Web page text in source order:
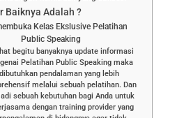
Baiknya Adalah ?
Kelas Ekslusive Pelatihan
Public Speaking
begitu banyaknya update informasi
Pelatihan Public Speaking maka
dibutuhkan pendalaman yang lebih
melalui sebuah pelatihan. Dan
sebuah kebutuhan bagi Anda untuk
dengan training provider yang